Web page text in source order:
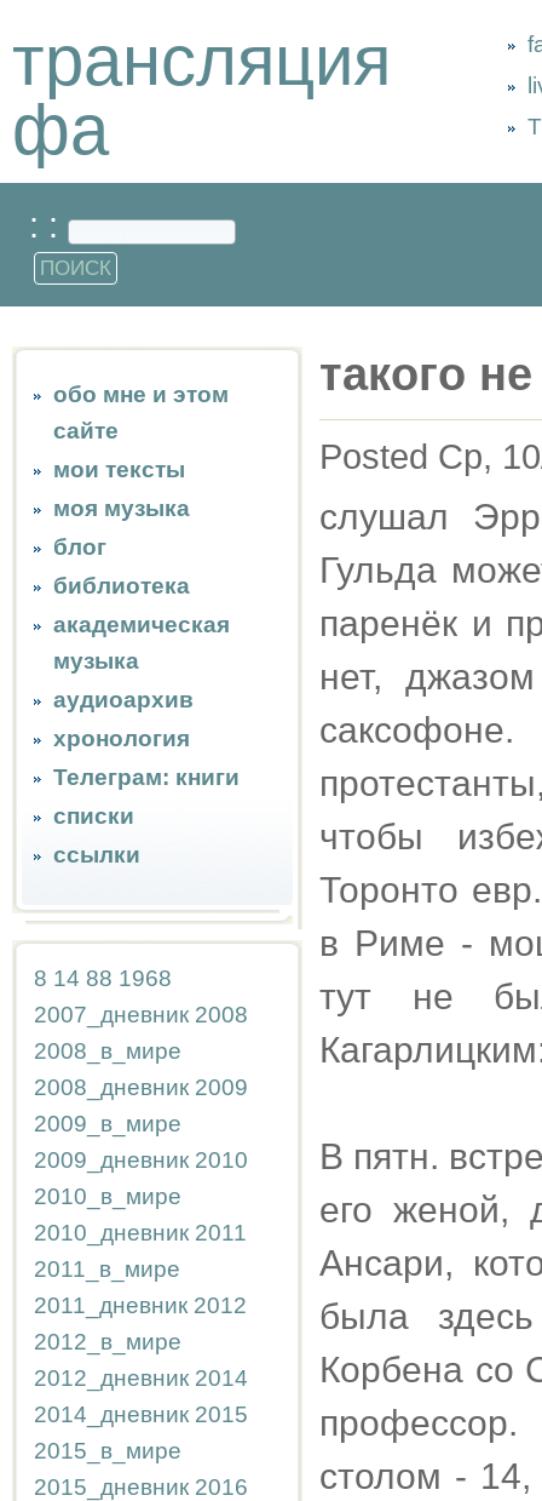
трансляция
фа
: :
обо мне и этом
сайте
мои тексты
моя музыка
блог
библиотека
академическая
музыка
аудиоархив
хронология
Телеграм: книги
списки
ссылки
8 14 88 1968
2007_дневник 2008
2008_в_мире
2008_дневник 2009
2009_в_мире
2009_дневник 2010
2010_в_мире
2010_дневник 2011
2011_в_мире
2011_дневник 2012
2012_в_мире
2012_дневник 2014
2014_дневник 2015
2015_в_мире
2015_дневник 2016
такого
Posted Ср,
слушал
Гульда
паренёк и
нет,
чтобы
Торонто
в Риме -
тут не
В пятн.
его женой,
Ансари,
была
Корбена со
столом -